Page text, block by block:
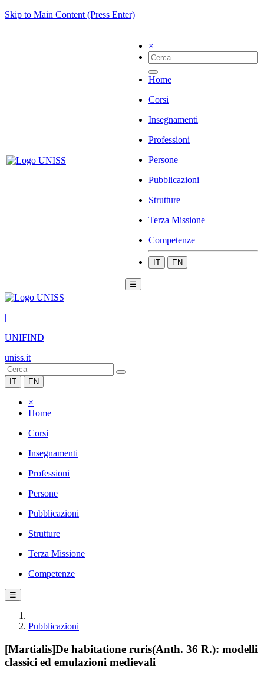
Skip to Main Content (Press Enter)
×
Home
Corsi
Insegnamenti
Professioni
Persone
Pubblicazioni
Strutture
Terza Missione
Competenze
IT EN
☰
|
UNIFIND
uniss.it
IT EN
×
Home
Corsi
Insegnamenti
Professioni
Persone
Pubblicazioni
Strutture
Terza Missione
Competenze
☰
Pubblicazioni
[Martialis]De habitatione ruris(Anth. 36 R.): modelli
classici ed emulazioni medievali